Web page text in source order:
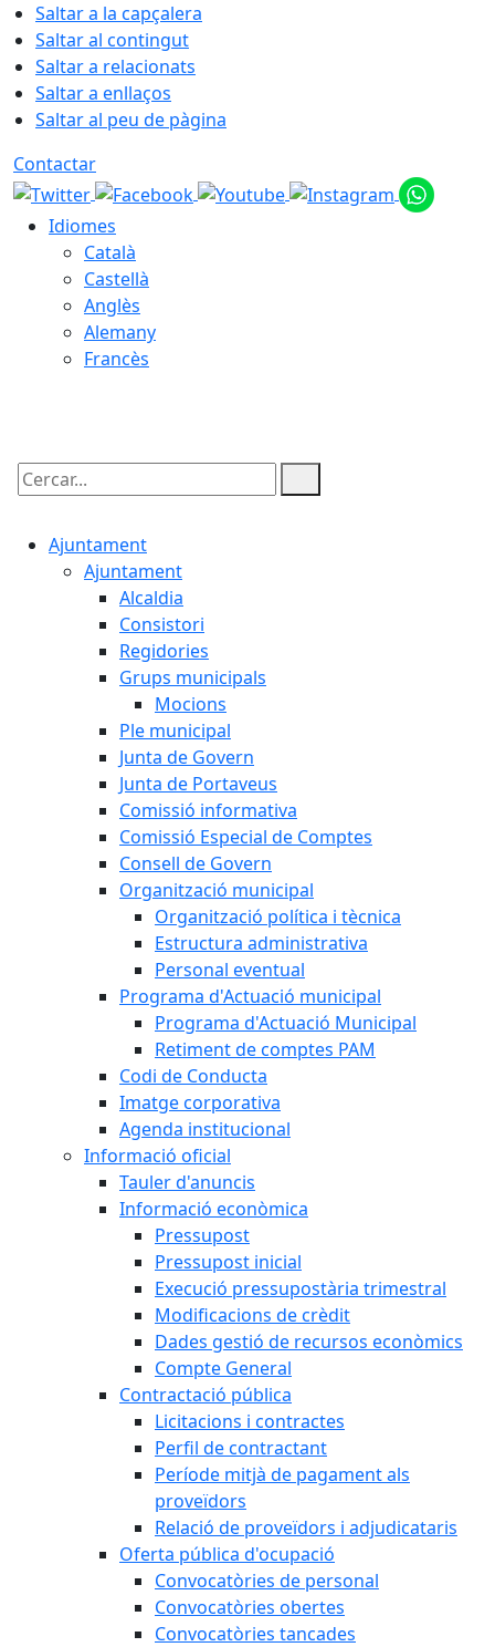
Saltar a la capçalera
Saltar al contingut
Saltar a relacionats
Saltar a enllaços
Saltar al peu de pàgina
Contactar
Idiomes
Català
Castellà
Anglès
Alemany
Francès
Cercar:
Ajuntament
Ajuntament
Alcaldia
Consistori
Regidories
Grups municipals
Mocions
Ple municipal
Junta de Govern
Junta de Portaveus
Comissió informativa
Comissió Especial de Comptes
Consell de Govern
Organització municipal
Organització política i tècnica
Estructura administrativa
Personal eventual
Programa d'Actuació municipal
Programa d'Actuació Municipal
Retiment de comptes PAM
Codi de Conducta
Imatge corporativa
Agenda institucional
Informació oficial
Tauler d'anuncis
Informació econòmica
Pressupost
Pressupost inicial
Execució pressupostària trimestral
Modificacions de crèdit
Dades gestió de recursos econòmics
Compte General
Contractació pública
Licitacions i contractes
Perfil de contractant
Període mitjà de pagament als
proveïdors
Relació de proveïdors i adjudicataris
Oferta pública d'ocupació
Convocatòries de personal
Convocatòries obertes
Convocatòries tancades